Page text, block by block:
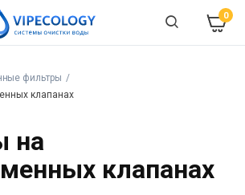
0
фильтры
клапанах
на
клапанах